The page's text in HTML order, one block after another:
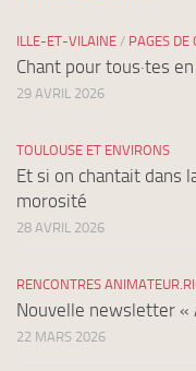
ILLE-ET-VILAINE / PAGES DE
Chant pour tous·tes
29 AVRIL 2026
TOULOUSE ET ENVIRONS
Et si on chantait dans
morosité
28 AVRIL 2026
RENCONTRES
Nouvelle newsletter «
22 MARS 2026